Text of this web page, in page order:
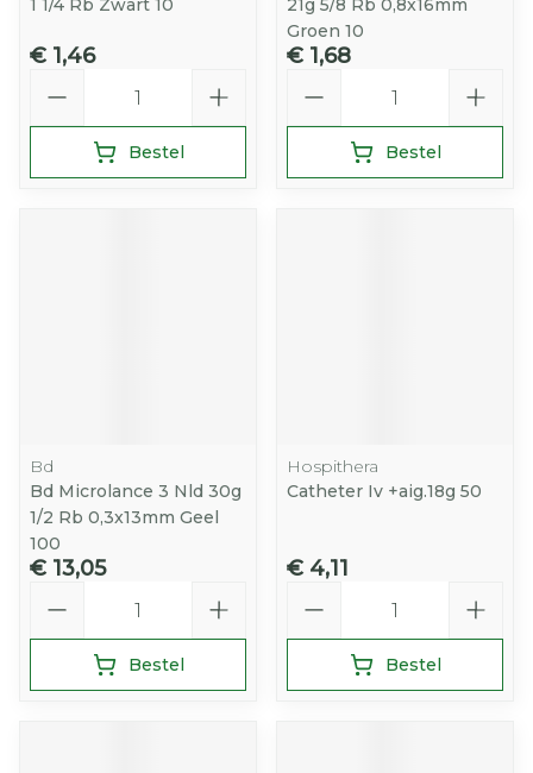
1 1/4 Rb Zwart 10
€ 1,46
Bestel
21g 5/8 Rb 0,8x16mm
Groen 10
€ 1,68
Bestel
Bd
Bd Microlance 3 Nld 30g
1/2 Rb 0,3x13mm Geel
100
€ 13,05
Bestel
Hospithera
Catheter Iv +aig.18g 50
€ 4,11
Bestel